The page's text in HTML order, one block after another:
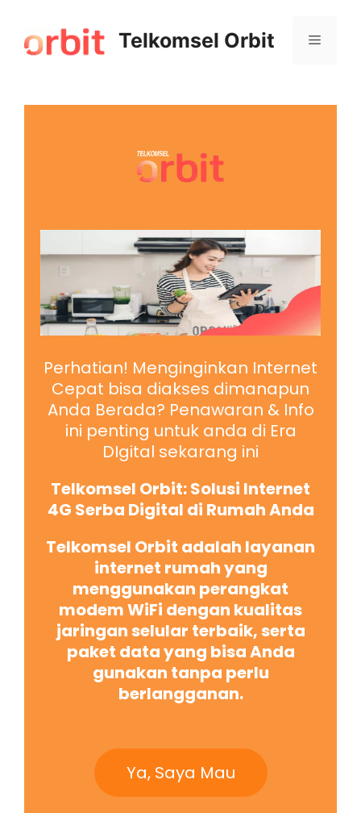
Telkomsel Orbit
Perhatian! Menginginkan Internet
Cepat bisa diakses dimanapun
Anda Berada? Penawaran & Info
ini penting untuk anda di Era
DIgital sekarang ini
Telkomsel Orbit: Solusi Internet
4G Serba Digital di Rumah Anda
Telkomsel Orbit adalah layanan
internet rumah yang
menggunakan perangkat
modem WiFi dengan kualitas
jaringan selular terbaik, serta
paket data yang bisa Anda
gunakan tanpa perlu
berlangganan.
Ya, Saya Mau